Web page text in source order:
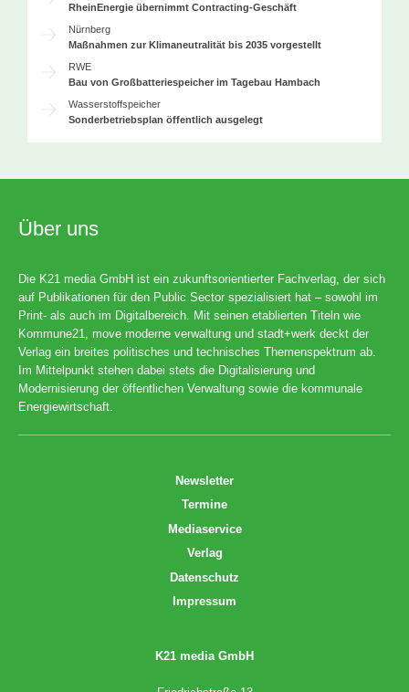
RheinEnergie übernimmt Contracting-Geschäft
Nürnberg
Maßnahmen zur Klimaneutralität bis 2035 vorgestellt
RWE
Bau von Großbatteriespeicher im Tagebau Hambach
Wasserstoffspeicher
Sonderbetriebsplan öffentlich ausgelegt
Über uns
Die K21 media GmbH ist ein zukunftsorientierter Fachverlag, der sich
auf Publikationen für den Public Sector spezialisiert hat – sowohl im
Print- als auch im Digitalbereich. Mit seinen etablierten Titeln wie
Kommune21, move moderne verwaltung und stadt+werk deckt der
Verlag ein breites politisches und technisches Themenspektrum ab.
Im Mittelpunkt stehen dabei stets die Digitalisierung und
Modernisierung der öffentlichen Verwaltung sowie die kommunale
Energiewirtschaft.
Newsletter
Termine
Mediaservice
Verlag
Datenschutz
Impressum
K21 media GmbH